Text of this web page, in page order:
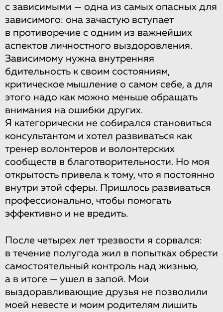
с зависимыми — одна из самых опасных для
зависимого: она зачастую вступает
в противоречие с одним из важнейших
аспектов личностного выздоровления.
Зависимому нужна внутренняя
бдительность к своим состояниям,
критическое мышление о самом себе, а для
этого надо как можно меньше обращать
внимания на ошибки других.
Я категорически не собирался становиться
консультантом и хотел развиваться как
тренер волонтеров и волонтерских
сообществ в благотворительности. Но моя
открытость привела к тому, что я постоянно
внутри этой сферы. Пришлось развиваться
профессионально, чтобы помогать
эффективно и не вредить.
После четырех лет трезвости я сорвался:
в течение полугода жил в попытках обрести
самостоятельный контроль над жизнью,
а в итоге — ушел в запой. Мои
выздоравливающие друзья не позволили
моей невесте и моим родителям лишить